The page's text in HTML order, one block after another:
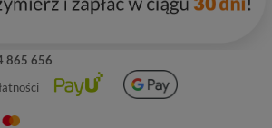
865 656